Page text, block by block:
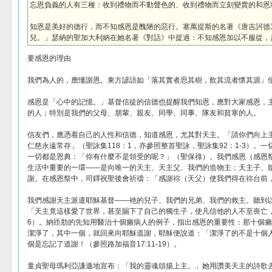
忘恩負義的人有三種：收到禮物而不動聲色的、收到禮物而立刻變賣的和
知恩是美好的德行，而不知感恩是醜陋的惡行。塞萬提斯的名著《唐吉訶
兒。」瑟納的聖加大利納在她名著《對話》中提過：不知感恩加以不服從
要感恩的理由
我們為人的，應懂謝恩。東方諺語如「落其實者思其樹，飲其流者懷其源」
感恩是「心中的記憶。」基督信徒的信德也提醒我們知恩，應對大家感恩，
的人；特別是我們的父母、朋輩、親友、同學、同事、隊友和貧寒的人。
信友們，應憑着自己的人性和信德，知道感恩，尤其對天主。「請你們向上
仁慈永遠常存」（聖詠集118：1，亦參照整首聖詠，聖詠集92：1-3）。一
一切都是恩典：「你有什麼不是領受的呢？」（聖保祿）。我們感恩（感恩
生活中重要的一環——是向唯一的天主、天主父、我們的造物主；天主子、
謝。在感恩祭中，司鐸祝聖後會祈禱：「感謝祢（天父）使我們得在祢台前
我們感謝天主派遣耶穌基督——衪的兒子、我們的兄弟、我們的救主。聽到
「天主竟這樣愛了世界，甚至賜下了自己的獨生子，使凡信他的人不至喪
6）。納匝肋的先知用醫治十個癩病人的例子，指出感恩的重要性：那十個
潔淨了，其中一個，就回來向耶穌道謝，耶穌便說道：「潔淨了的不是十個
個是忘記了道謝！（參照路加福音17:11-19）。
童貞聖母瑪利亞謙遜地宣布：「我的靈魂頌揚上主。」她用讚美天主的詩歌